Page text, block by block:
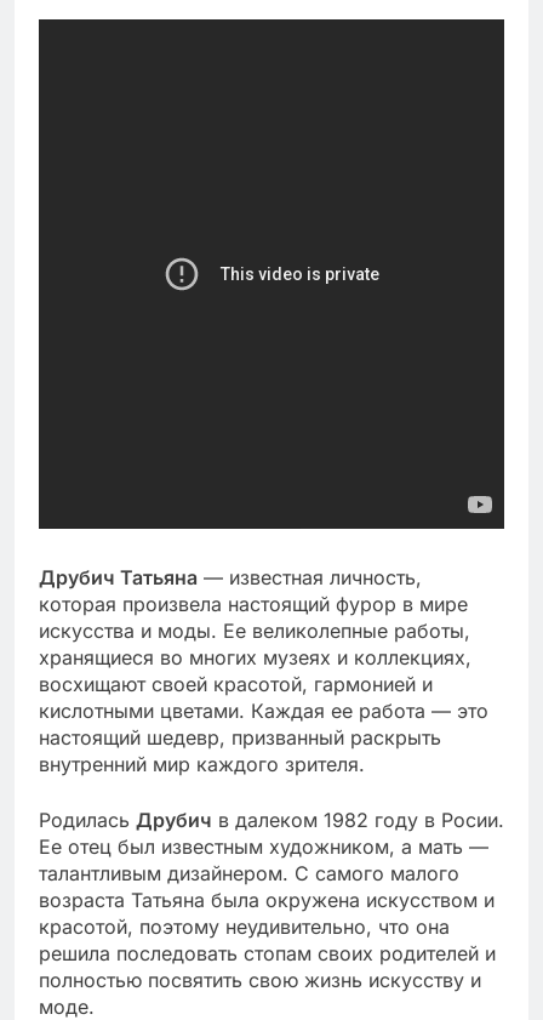
Друбич Татьяна — известная личность,
которая произвела настоящий фурор в мире
искусства и моды. Ее великолепные работы,
хранящиеся во многих музеях и коллекциях,
восхищают своей красотой, гармонией и
кислотными цветами. Каждая ее работа — это
настоящий шедевр, призванный раскрыть
внутренний мир каждого зрителя.
Родилась Друбич в далеком 1982 году в Росии.
Ее отец был известным художником, а мать —
талантливым дизайнером. С самого малого
возраста Татьяна была окружена искусством и
красотой, поэтому неудивительно, что она
решила последовать стопам своих родителей и
полностью посвятить свою жизнь искусству и
моде.